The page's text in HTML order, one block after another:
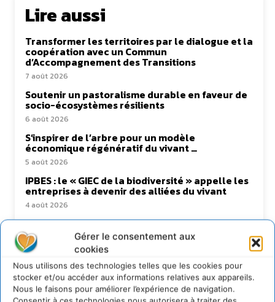
Gérer le consentement aux
cookies
Nous utilisons des technologies telles que les cookies pour
stocker et/ou accéder aux informations relatives aux appareils.
Nous le faisons pour améliorer l’expérience de navigation.
Lire aussi
Transformer les territoires par le dialogue et la
coopération avec un Commun
d’Accompagnement des Transitions
7 août 2026
Soutenir un pastoralisme durable en faveur de
socio-écosystèmes résilients
6 août 2026
S’inspirer de l’arbre pour un modèle
économique régénératif du vivant …
5 août 2026
IPBES : le « GIEC de la biodiversité » appelle les
entreprises à devenir des alliées du vivant
4 août 2026
Newsletter